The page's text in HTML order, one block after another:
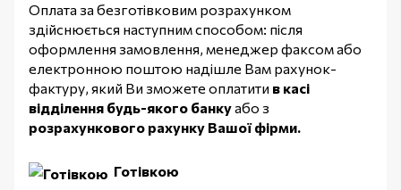
Оплата за безготівковим розрахунком
здійснюється наступним способом: після
оформлення замовлення, менеджер факсом або
електронною поштою надішле Вам рахунок-
фактуру, який Ви зможете оплатити в касі
відділення будь-якого банкуабо з
розрахункового рахунку Вашої фірми.
Готівкою